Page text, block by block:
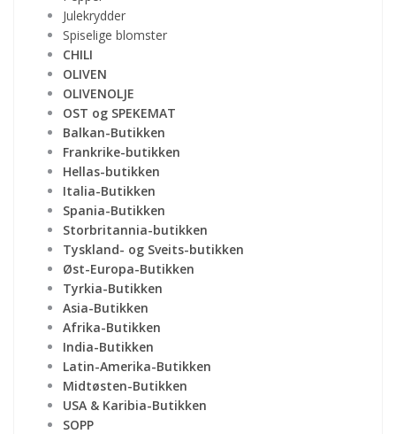
Julekrydder
Spiselige blomster
CHILI
OLIVEN
OLIVENOLJE
OST og SPEKEMAT
Balkan-Butikken
Frankrike-butikken
Hellas-butikken
Italia-Butikken
Spania-Butikken
Storbritannia-butikken
Tyskland- og Sveits-butikken
Øst-Europa-Butikken
Tyrkia-Butikken
Asia-Butikken
Afrika-Butikken
India-Butikken
Latin-Amerika-Butikken
Midtøsten-Butikken
USA & Karibia-Butikken
SOPP